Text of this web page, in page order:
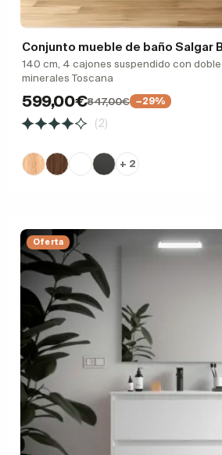
Conjunto mueble de baño Salgar
140 cm, 4 cajones suspendido con
minerales Toscana
599,00€847,00€ −29%
(2)
+ 2
Oferta